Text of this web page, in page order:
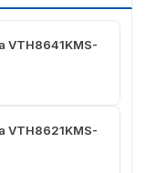
VTH8641KMS-
VTH8621KMS-